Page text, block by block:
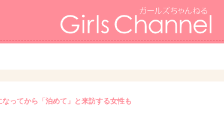
なってから「泊めて」と来訪する女性も